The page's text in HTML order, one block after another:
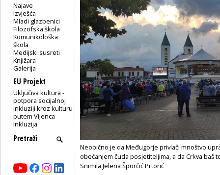
Najave
Izvješća
Mladi glazbenici
Filozofska škola
Komunikološka
škola
Medijski susreti
Knjižara
Galerija
EU Projekt
Uključiva kultura -
potpora socijalnoj
inkluziji kroz kulturu
putem Vijenca
Inkluzija
Neobično je da Međugorje privlači mnoštvo
obećanjem čuda posjetiteljima, a da Crkva baš
Snimila Jelena Šporčić Prtorić